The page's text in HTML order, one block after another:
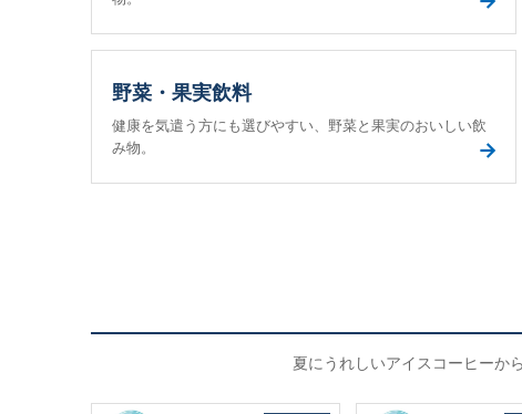
野菜・果実飲料
健康を気遣う方にも選びやすい、野菜と果実のおいしい飲
み物。
→
夏にうれしいアイスコーヒーか